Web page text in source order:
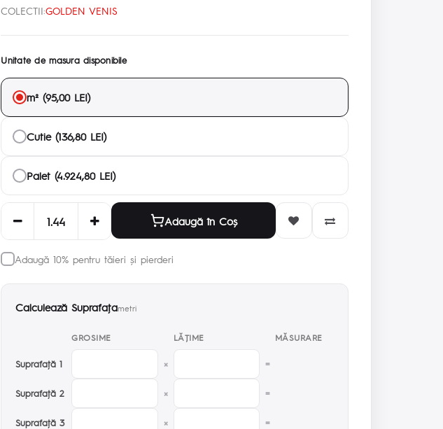
COLECTII:GOLDEN VENIS
Unitate de masura disponibile
m² (95,00 LEI)
Cutie (136,80 LEI)
Palet (4.924,80 LEI)
Adaugă în Coş
Adaugă 10% pentru tăieri și pierderi
Calculează Suprafaţametri
GROSIME LĂŢIME MĂSURARE
Suprafaţă 1 × =
Suprafaţă 2 × =
Suprafaţă 3 × =